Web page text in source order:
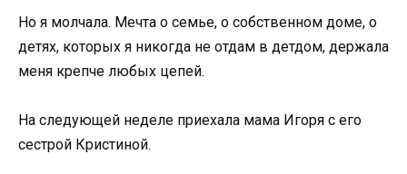
Но я молчала. Мечта о семье, о собственном доме, о
детях, которых я никогда не отдам в детдом, держала
меня крепче любых цепей.
На следующей неделе приехала мама Игоря с его
сестрой Кристиной.